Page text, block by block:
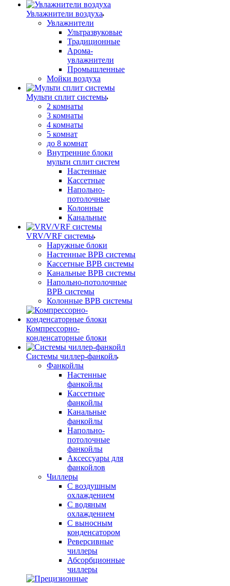
Увлажнители воздуха
Увлажнители
Ультразвуковые
Традиционные
Арома-
увлажнители
Промышленные
Мойки воздуха
Мульти сплит системы
2 комнаты
3 комнаты
4 комнаты
5 комнат
до 8 комнат
Внутренние блоки
мульти сплит систем
Настенные
Кассетные
Напольно-
потолочные
Колонные
Канальные
VRV/VRF системы
Наружные блоки
Настенные ВРВ системы
Кассетные ВРВ системы
Канальные ВРВ системы
Напольно-потолочные
ВРВ системы
Колонные ВРВ системы
Компрессорно-
конденсаторные блоки
Системы чиллер-фанкойл
Фанкойлы
Настенные
фанкойлы
Кассетные
фанкойлы
Канальные
фанкойлы
Напольно-
потолочные
фанкойлы
Аксессуары для
фанкойлов
Чиллеры
С воздушным
охлаждением
С водяным
охлаждением
С выносным
конденсатором
Реверсивные
чиллеры
Абсорбционные
чиллеры